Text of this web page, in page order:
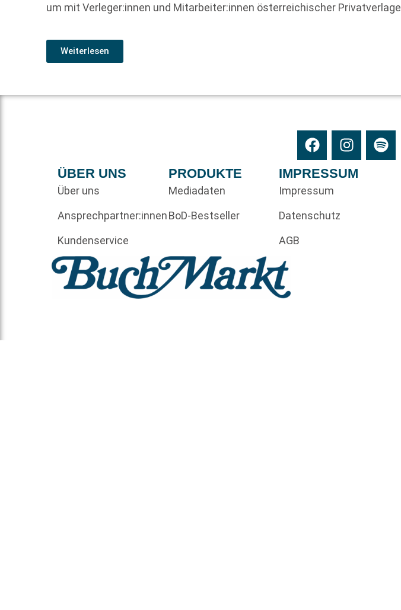
um mit Verleger:innen und Mitarbeiter:innen österreichischer Privatverlage
Weiterlesen
ÜBER UNS
Über uns
Ansprechpartner:innen
Kundenservice
PRODUKTE
Mediadaten
BoD-Bestseller
IMPRESSUM
Impressum
Datenschutz
AGB